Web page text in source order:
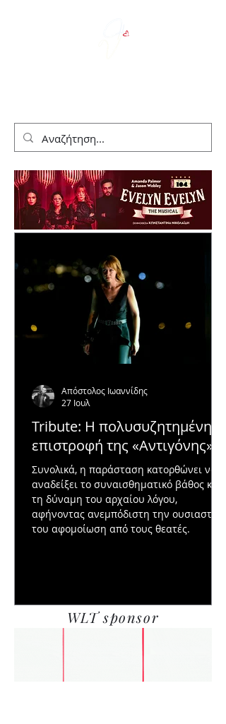
Tribute: Η πολυσυζητημένη
επιστροφή της «Αντιγόνης»
Συνολικά, η παράσταση κατορθώνει να
αναδείξει το συναισθηματικό βάθος και
τη δύναμη του αρχαίου λόγου,
αφήνοντας ανεμπόδιστη την ουσιαστική
του αφομοίωση από τους θεατές.
Απόστολος Ιωαννίδης
27 Ιουλ
WLT sponsor